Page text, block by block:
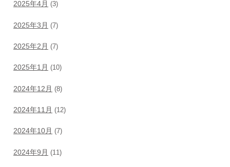
2025年4月 (3)
2025年3月 (7)
2025年2月 (7)
2025年1月 (10)
2024年12月 (8)
2024年11月 (12)
2024年10月 (7)
2024年9月 (11)